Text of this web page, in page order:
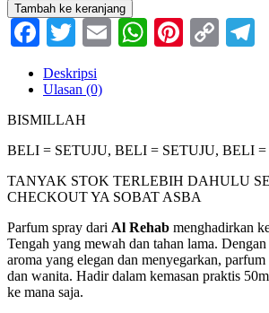
Tambah ke keranjang
Facebook
Twitter
EmailWhatsApp
Pinterest
Copy
Deskripsi
Ulasan (0)
BISMILLAH
BELI = SETUJU, BELI = SETUJU, BELI =
TANYAK STOK TERLEBIH DAHULU
CHECKOUT YA SOBAT ASBA
Parfum spray dari Al Rehab menghadirkan
Tengah yang mewah dan tahan lama.
aroma yang elegan dan menyegarkan,
dan wanita. Hadir dalam kemasan praktis
ke mana saja.